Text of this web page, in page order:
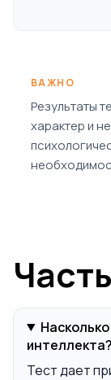
ВАЖНО
Результаты
характер и
интеллекта?
Тест дает